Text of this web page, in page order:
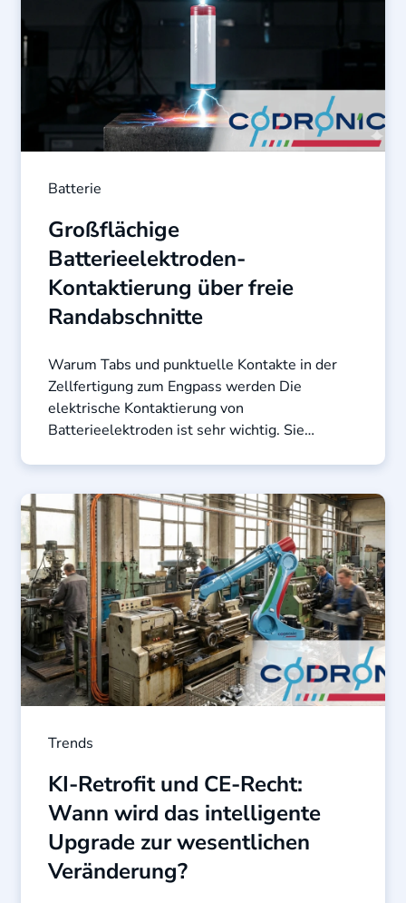
Batterie
Großflächige
Batterieelektroden-
Kontaktierung über freie
Randabschnitte
Warum Tabs und punktuelle Kontakte in der
Zellfertigung zum Engpass werden Die
elektrische Kontaktierung von
Batterieelektroden ist sehr wichtig. Sie
Trends
KI-Retrofit und CE-Recht:
Wann wird das intelligente
Upgrade zur wesentlichen
Veränderung?